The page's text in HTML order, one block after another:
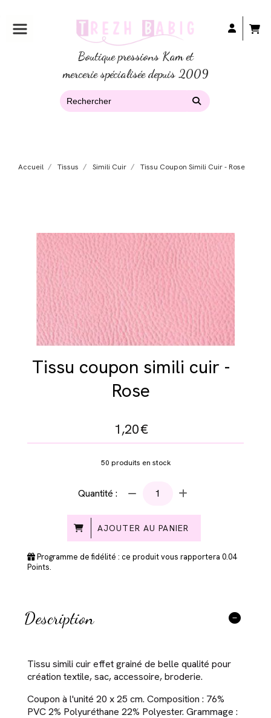
Boutique pressions Kam et
mercerie spécialisée depuis 2009
Accueil Tissus Simili Cuir Tissu Coupon Simili Cuir - Rose
Tissu coupon simili cuir -
Rose
1,20€
50 produits en stock
Quantité :
AJOUTER AU PANIER
Programme de fidélité : ce produit vous rapportera 0.04
Points.
Description
Tissu simili cuir effet grainé de belle qualité pour
création textile, sac, accessoire, broderie.
Coupon à l'unité 20 x 25 cm. Composition : 76%
PVC 2% Polyuréthane 22% Polyester. Grammage :